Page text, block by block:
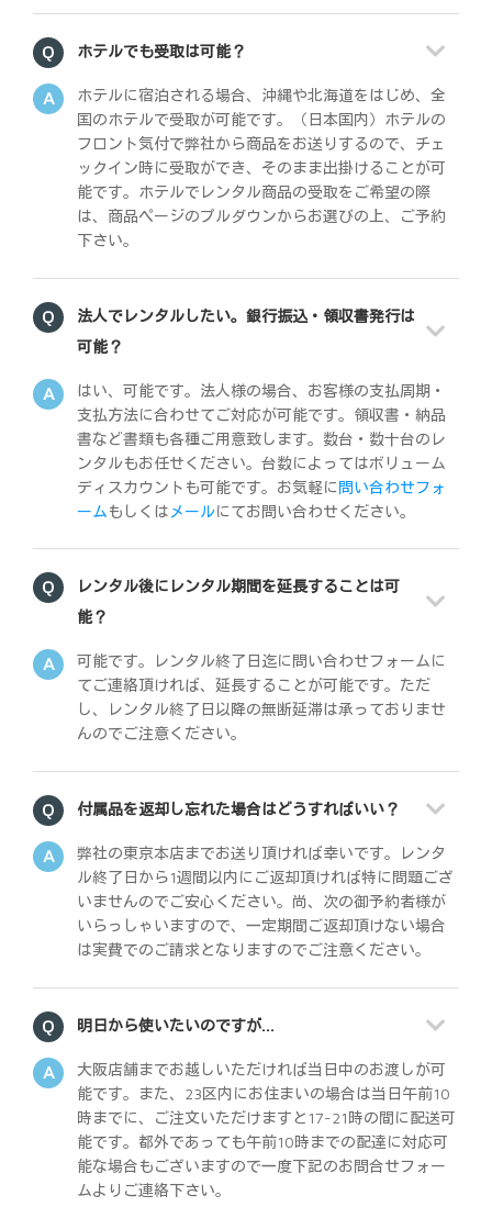
ホテルでも受取は可能？
ホテルに宿泊される場合、沖縄や北海道をはじめ、全
国のホテルで受取が可能です。（日本国内）ホテルの
フロント気付で弊社から商品をお送りするので、チェ
ックイン時に受取ができ、そのまま出掛けることが可
能です。ホテルでレンタル商品の受取をご希望の際
は、商品ページのプルダウンからお選びの上、ご予約
下さい。
法人でレンタルしたい。銀行振込・領収書発行は
可能？
はい、可能です。法人様の場合、お客様の支払周期・
支払方法に合わせてご対応が可能です。領収書・納品
書など書類も各種ご用意致します。数台・数十台のレ
ンタルもお任せください。台数によってはボリューム
ディスカウントも可能です。お気軽に問い合わせフォ
ームもしくは メールにてお問い合わせください。
レンタル後にレンタル期間を延長することは可
能？
可能です。レンタル終了日迄に問い合わせフォームに
てご連絡頂ければ、延長することが可能です。ただ
し、レンタル終了日以降の無断延滞は承っておりませ
んのでご注意ください。
付属品を返却し忘れた場合はどうすればいい？
弊社の東京本店までお送り頂ければ幸いです。レンタ
ル終了日から1週間以内にご返却頂ければ特に問題ござ
いませんのでご安心ください。尚、次の御予約者様が
いらっしゃいますので、一定期間ご返却頂けない場合
は実費でのご請求となりますのでご注意ください。
明日から使いたいのですが…
大阪店舗までお越しいただければ当日中のお渡しが可
能です。また、23区内にお住まいの場合は当日午前10
時までに、ご注文いただけますと17-21時の間に配送可
能です。都外であっても午前10時までの配達に対応可
能な場合もございますので一度下記のお問合せフォー
ムよりご連絡下さい。